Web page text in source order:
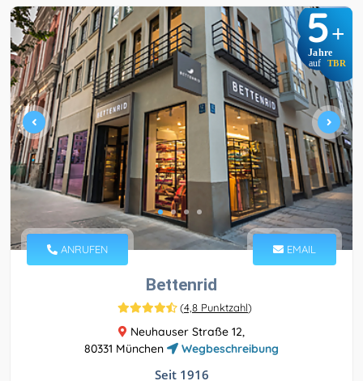
5+
Jahre
auf TBR
ANRUFEN EMAIL
Bettenrid
(4,8 Punktzahl)
Neuhauser Straße 12,
80331 München
Wegbeschreibung
Seit 1916